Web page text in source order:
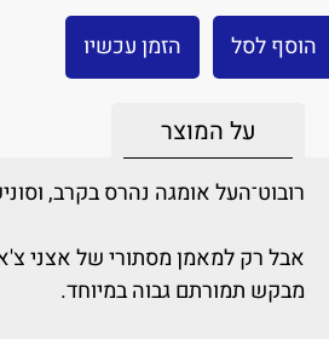
הוסף לסל הזמן עכשיו
על המוצר
רובוט־העל אומגה נהרס בקרב,
אבל רק למאמן מסתורי של אצני
מבקש תמורתם גבוה במיוחד.